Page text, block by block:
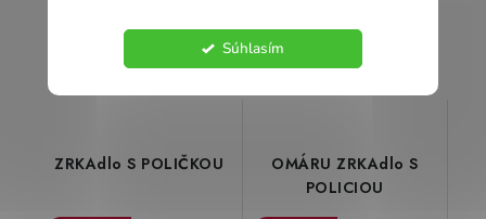
Súhlasím
Súvisiaci tovar
ZRKAdlo S POLIČKOU
OMÁRU ZRKAdlo S
POLICIOU